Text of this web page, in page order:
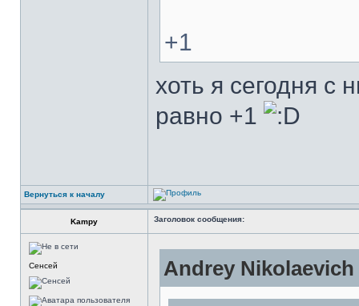
+1
хоть я сегодня с
равно +1
Вернуться к началу
Kampy Заголовок сообщения:
Сенсей Andrey